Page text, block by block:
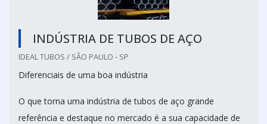
INDÚSTRIA DE TUBOS DE AÇO
IDEAL TUBOS / SÃO PAULO - SP
Diferenciais de uma boa indústria
O que torna uma indústria de tubos de aço grande
referência e destaque no mercado é a sua capacidade de